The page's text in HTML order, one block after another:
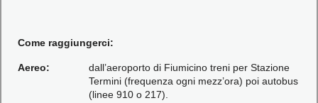
Come raggiungerci:
Aereo:
dall’aeroporto di Fiumicino treni per Stazione
Termini (frequenza ogni mezz’ora) poi autobus
(linee 910 o 217).